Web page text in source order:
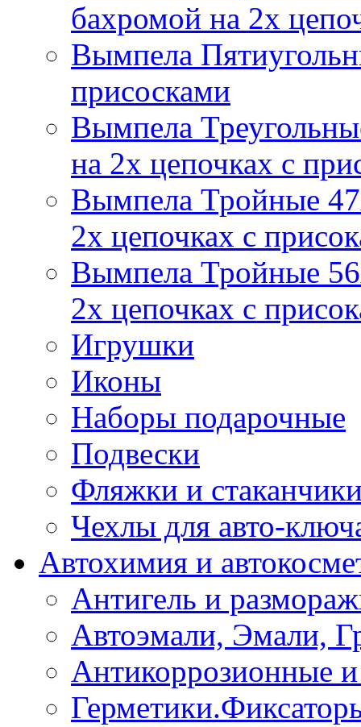
бахромой на 2х
Вымпела
присосками
Вымпела
на 2х цепочках с
Вымпела Тройные
2х цепочках с
Вымпела Тройные
2х цепочках с
Игрушки
Иконы
Наборы подарочные
Подвески
Фляжки и
Чехлы для авто-
Автохимия и
Антигель и
Автоэмали, Эмали,
Антикоррозионные